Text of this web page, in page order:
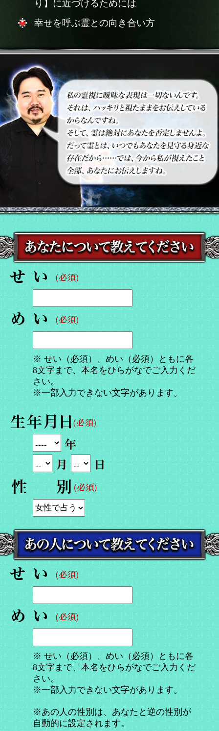
り】に近づけるためには
幸せを呼ぶ霊との向き合い方
※ せい（必須）、めい（必須）ともに各
8文字まで、本名をひらがなでご入力くだ
さい。
※一部入力できない文字があります。
※ せい（必須）、めい（必須）ともに各
8文字まで、本名をひらがなでご入力くだ
さい。
※一部入力できない文字があります。
※あの人の性別は、あなたと逆の性別が
自動的に設定されます。